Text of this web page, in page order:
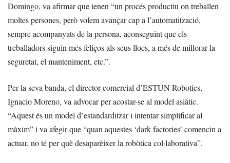
Domingo, va afirmar que tenen “un procés productiu on treballen
moltes persones, però volem avançar cap a l’automatització,
sempre acompanyats de la persona, aconseguint que els
treballadors siguin més feliços als seus llocs, a més de millorar la
seguretat, el manteniment, etc.”.
Per la seva banda, el director comercial d’ESTUN Robotics,
Ignacio Moreno, va advocar per acostar-se al model asiàtic.
“Aquest és un model d’estandarditzar i intentar simplificar al
màxim” i va afegir que “quan aquestes ‘dark factories’ comencin a
actuar, no té per què desaparèixer la robòtica col·laborativa”.